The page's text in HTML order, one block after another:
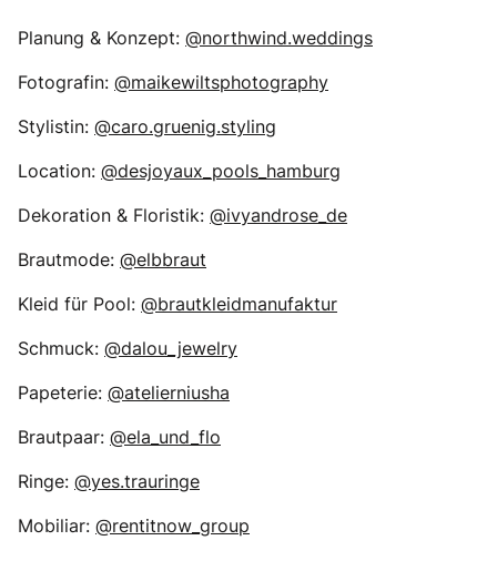
Planung & Konzept: @northwind.weddings
Fotografin: @maikewiltsphotography
Stylistin: @caro.gruenig.styling
Location: @desjoyaux_pools_hamburg
Dekoration & Floristik: @ivyandrose_de
Brautmode: @elbbraut
Kleid für Pool: @brautkleidmanufaktur
Schmuck: @dalou_jewelry
Papeterie: @atelierniusha
Brautpaar: @ela_und_flo
Ringe: @yes.trauringe
Mobiliar: @rentitnow_group